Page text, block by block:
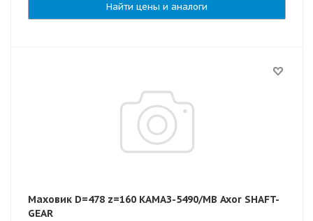
Найти цены и аналоги
Маховик D=478 z=160 КАМАЗ-5490/MB Axor SHAFT-
GEAR